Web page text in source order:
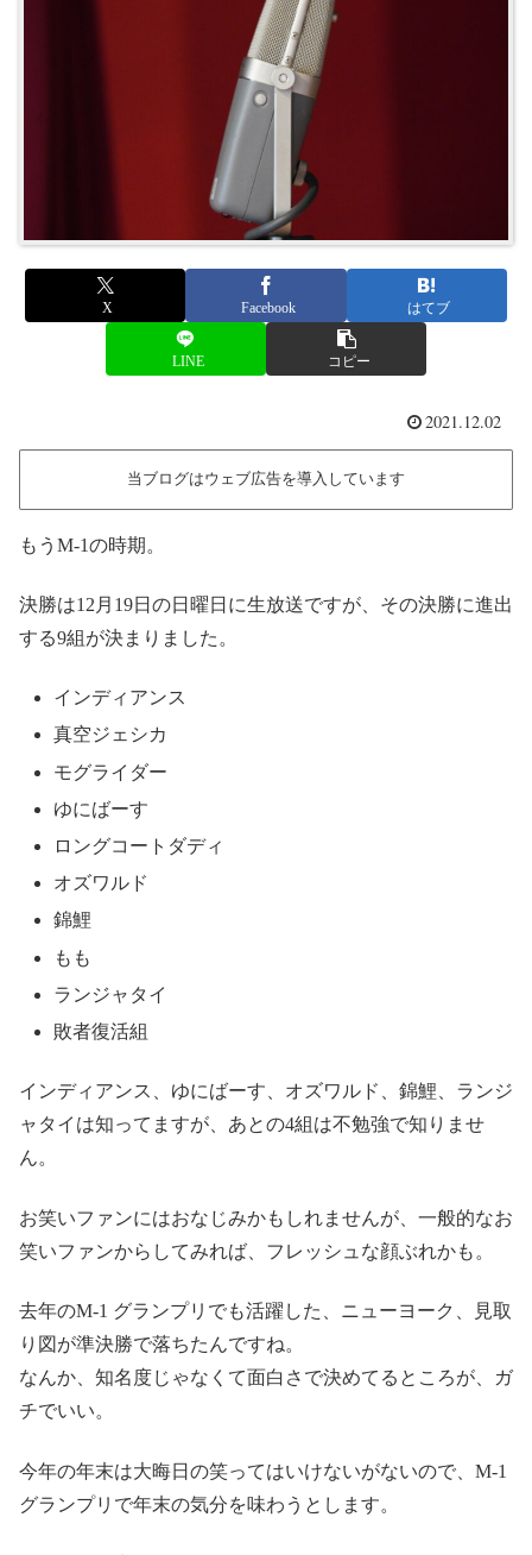
X Facebook はてブ
LINE コピー
2021.12.02
当ブログはウェブ広告を導入しています
もうM-1の時期。
決勝は12月19日の日曜日に生放送ですが、その決勝に進出
する9組が決まりました。
インディアンス
真空ジェシカ
モグライダー
ゆにばーす
ロングコートダディ
オズワルド
錦鯉
もも
ランジャタイ
敗者復活組
インディアンス、ゆにばーす、オズワルド、錦鯉、ランジ
ャタイは知ってますが、あとの4組は不勉強で知りませ
ん。
お笑いファンにはおなじみかもしれませんが、一般的なお
笑いファンからしてみれば、フレッシュな顔ぶれかも。
去年のM-1 グランプリでも活躍した、ニューヨーク、見取
り図が準決勝で落ちたんですね。
なんか、知名度じゃなくて面白さで決めてるところが、ガ
チでいい。
今年の年末は大晦日の笑ってはいけないがないので、M-1
グランプリで年末の気分を味わうとします。